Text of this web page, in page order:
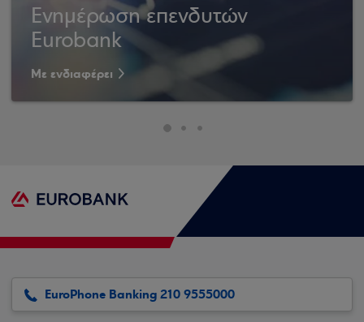
Ενημέρωση επενδυτών
Eurobank
Με ενδιαφέρει
EuroPhone Banking 210 9555000